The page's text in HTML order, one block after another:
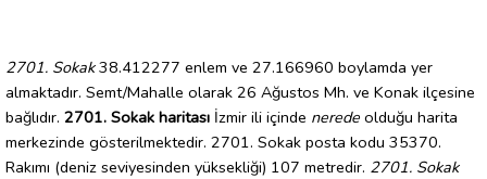
2701. Sokak38.412277 enlem ve 27.166960 boylamda yer
almaktadır. Semt/Mahalle olarak 26 Ağustos Mh. ve Konak ilçesine
bağlıdır. 2701. Sokak haritası İzmir ili içinde nerede olduğu harita
merkezinde gösterilmektedir. 2701. Sokak posta kodu 35370.
Rakımı (deniz seviyesinden yüksekliği) 107 metredir. 2701. Sokak